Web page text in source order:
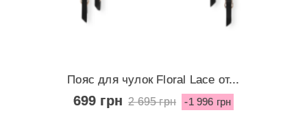
Пояс для чулок Floral Lace от...
699 грн 2 695 грн -1 996 грн